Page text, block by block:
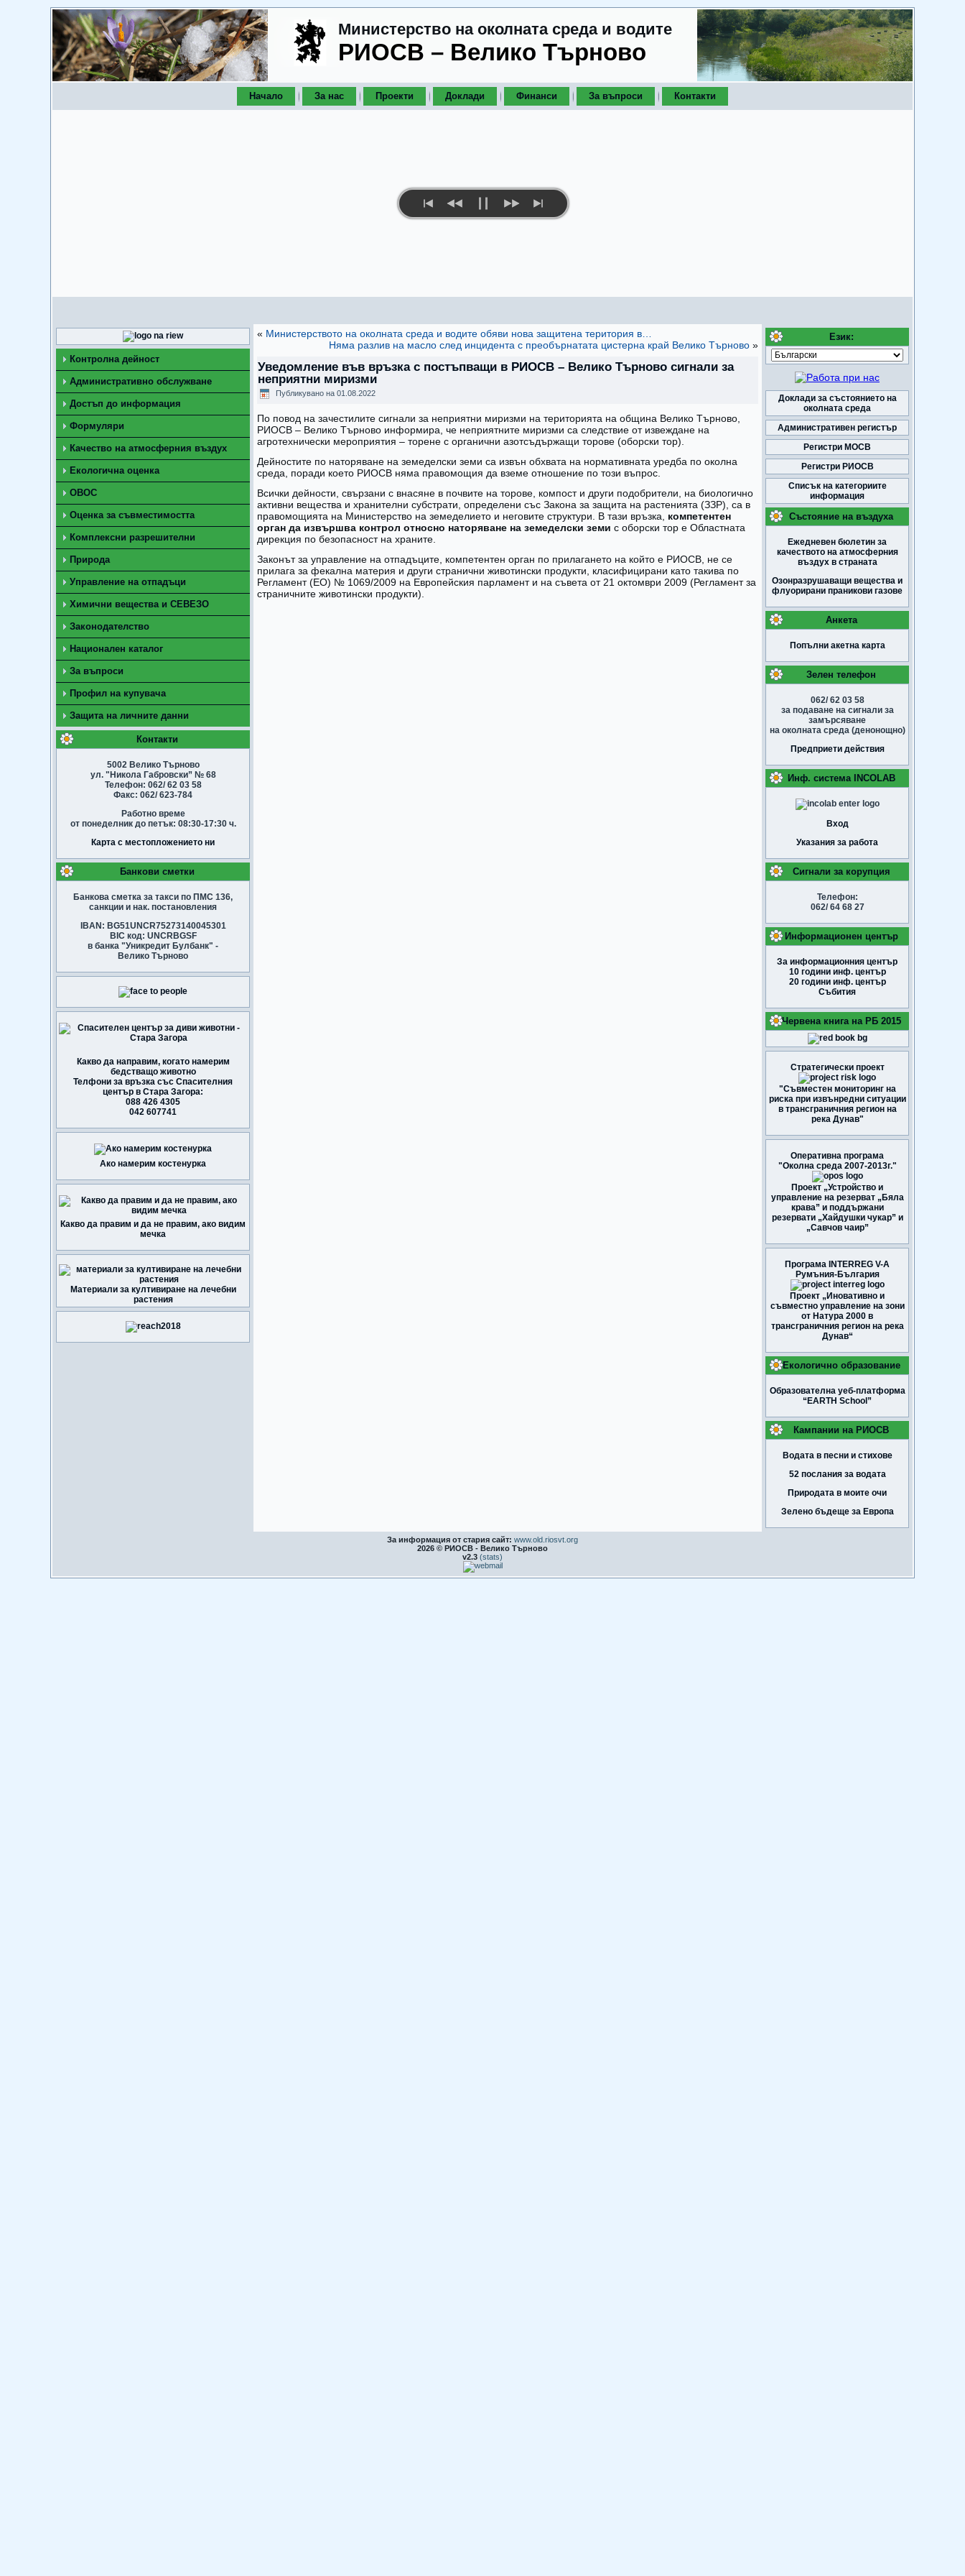
Министерство на околната среда и водите
РИОСВ – Велико Търново
Начало За нас Проекти Доклади Финанси За въпроси Контакти
Контролна дейност
Административно обслужване
Достъп до информация
Формуляри
Качество на атмосферния въздух
Екологична оценка
ОВОС
Оценка за съвместимостта
Комплексни разрешителни
Природа
Управление на отпадъци
Химични вещества и СЕВЕЗО
Законодателство
Национален каталог
За въпроси
Профил на купувача
Защита на личните данни
Контакти
5002 Велико Търново
ул. "Никола Габровски” № 68
Телефон: 062/ 62 03 58
Факс: 062/ 623-784
Работно време
от понеделник до петък: 08:30-17:30 ч.
Карта с местопложението ни
Банкови сметки
Банкова сметка за такси по ПМС 136,
санкции и нак. постановления
IBAN: BG51UNCR75273140045301
BIC код: UNCRBGSF
в банка "Уникредит Булбанк" -
Велико Търново
Какво да направим, когато намерим
бедстващо животно
Телфони за връзка със Спасителния
център в Стара Загора:
088 426 4305
042 607741
Ако намерим костенурка
Какво да правим и да не правим, ако видим
мечка
Материали за култивиране на лечебни
растения
« Министeрството на околната среда и водите обяви нова защитена територия в…
Няма разлив на масло след инцидента с преобърнатата цистерна край Велико Търново »
Уведомление във връзка с постъпващи в РИОСВ – Велико Търново сигнали за
неприятни миризми
Публикувано на 01.08.2022
По повод на зачестилите сигнали за неприятни миризми на територията на община Велико Търново,
РИОСВ – Велико Търново информира, че неприятните миризми са следствие от извеждане на
агротехнически мероприятия – торене с органични азотсъдържащи торове (оборски тор).
Дейностите по наторяване на земеделски земи са извън обхвата на нормативната уредба по околна
среда, поради което РИОСВ няма правомощия да вземе отношение по този въпрос.
Всички дейности, свързани с внасяне в почвите на торове, компост и други подобрители, на биологично
активни вещества и хранителни субстрати, определени със Закона за защита на растенията (ЗЗР), са в
правомощията на Министерство на земеделието и неговите структури. В тази връзка, компетентен
орган да извършва контрол относно наторяване на земеделски земи с оборски тор е Областната
дирекция по безопасност на храните.
Законът за управление на отпадъците, компетентен орган по прилагането на който е РИОСВ, не се
прилага за фекална материя и други странични животински продукти, класифицирани като такива по
Регламент (ЕО) № 1069/2009 на Европейския парламент и на съвета от 21 октомври 2009 (Регламент за
страничните животински продукти).
Език:
Доклади за състоянието на
околната среда
Административен регистър
Регистри МОСВ
Регистри РИОСВ
Списък на категориите
информация
Състояние на въздуха
Ежедневен бюлетин за
качеството на атмосферния
въздух в страната
Озонразрушаващи вещества и
флуорирани праникови газове
Анкета
Попълни акетна карта
Зелен телефон
062/ 62 03 58
за подаване на сигнали за
замърсяване
на околната среда (денонощно)
Предприети действия
Инф. система INCOLAB
Вход
Указания за работа
Сигнали за корупция
Телефон:
062/ 64 68 27
Информационен център
За информационния център
10 години инф. център
20 години инф. център
Събития
Червена книга на РБ 2015
Стратегически проект
"Съвместен мониторинг на
риска при извънредни ситуации
в трансграничния регион на
река Дунав"
Оперативна програма
"Околна среда 2007-2013г."
Проект „Устройство и
управление на резерват „Бяла
крава” и поддържани
резервати „Хайдушки чукар” и
„Савчов чаир”
Програма INTERREG V-A
Румъния-България
Проект „Иновативно и
съвместно управление на зони
от Натура 2000 в
трансграничния регион на река
Дунав“
Екологично образование
Образователна уеб-платформа
“EARTH School”
Кампании на РИОСВ
Водата в песни и стихове
52 послания за водата
Природата в моите очи
Зелено бъдеще за Европа
За информация от стария сайт: www.old.riosvt.org
2026 © РИОСВ - Велико Търново
v2.3 (stats)